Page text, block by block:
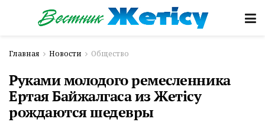
Главная Новости Общество
Руками молодого ремесленника
Ертая Байжалгаса из Жетісу
рождаются шедевры